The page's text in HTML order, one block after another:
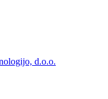
d.o.o.